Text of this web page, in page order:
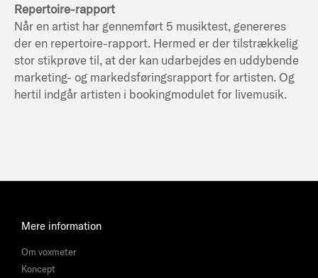
Repertoire-rapport
Når en artist har gennemført 5 musiktest, genereres
der en repertoire-rapport. Hermed er der tilstrækkelig
stor stikprøve til, at der kan udarbejdes en uddybende
marketing- og markedsføringsrapport for artisten. Og
hertil indgår artisten i bookingmodulet for livemusik.
Mere information
Om voxmeter
Koncept